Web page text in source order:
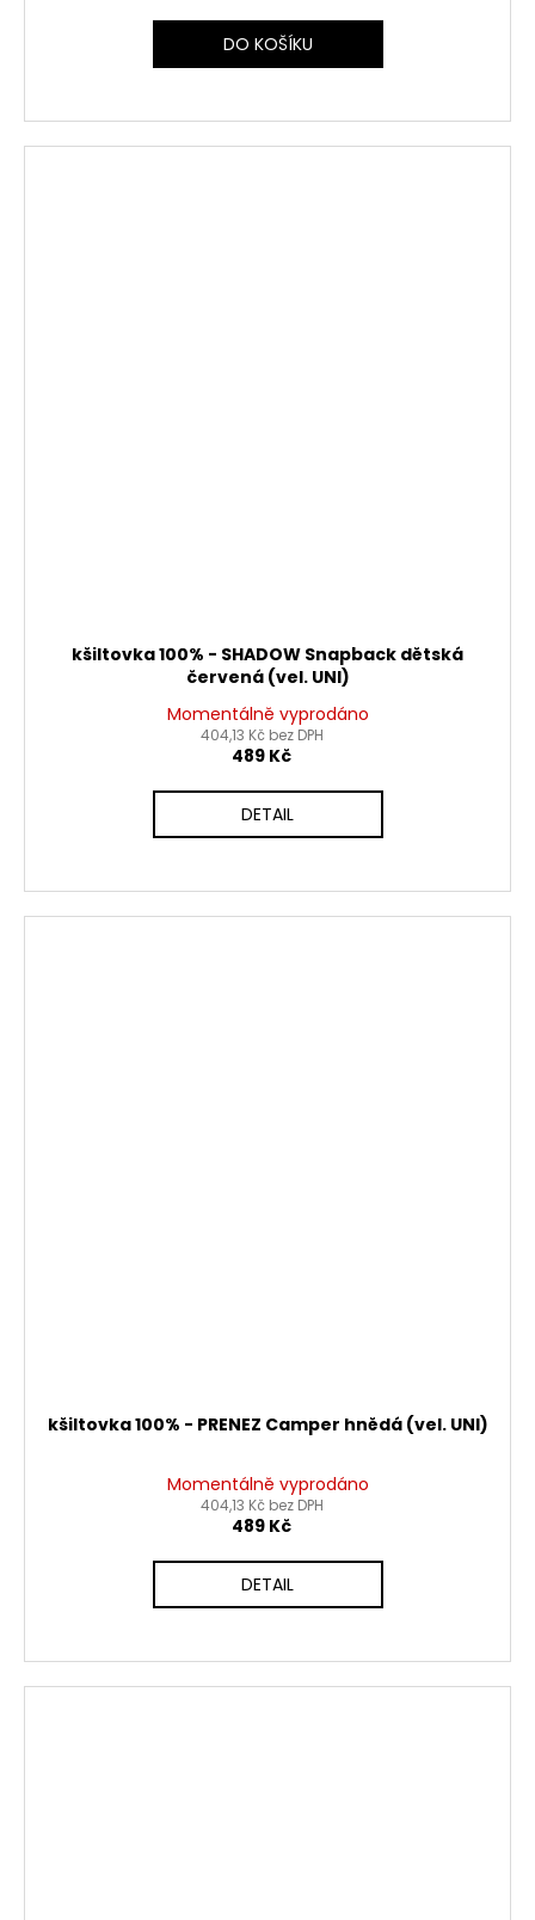
DO KOŠÍKU
kšiltovka 100% - SHADOW Snapback dětská
červená (vel. UNI)
Momentálně vyprodáno
404,13 Kč bez DPH
489 Kč
DETAIL
kšiltovka 100% - PRENEZ Camper hnědá (vel. UNI)
Momentálně vyprodáno
404,13 Kč bez DPH
489 Kč
DETAIL